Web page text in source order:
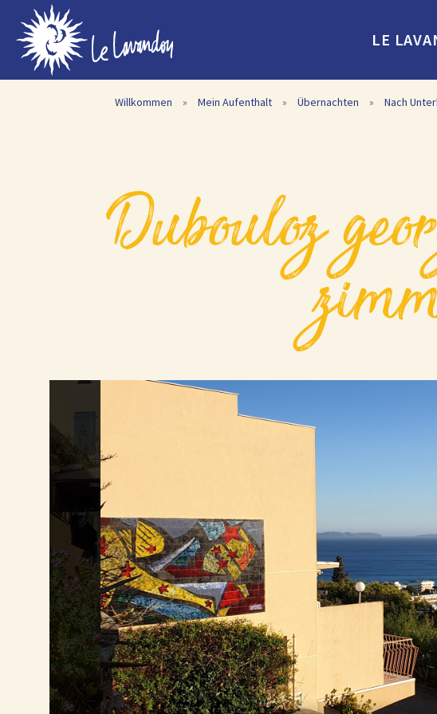
LE
Willkommen » Mein Aufenthalt » Übernachten » Nach
dubouloz georges und françoise – 1-